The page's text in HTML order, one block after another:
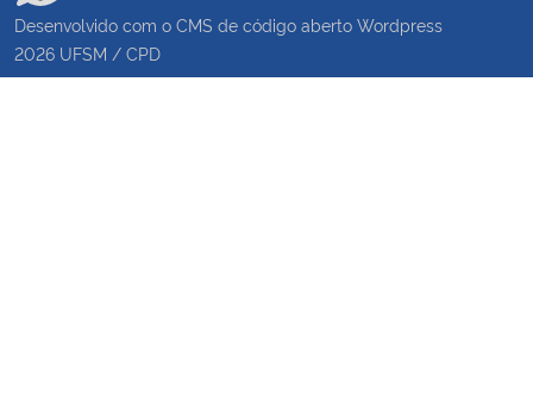
Desenvolvido com o CMS de código aberto Wordpress
2026 UFSM / CPD